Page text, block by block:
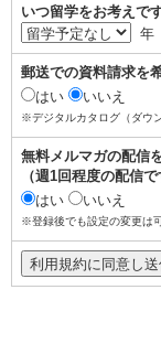
いつ留学をお考えで
年
郵送での資料請求を
はい
いいえ
※デジタルカタログ（ダウ
無料メルマガの配信
（週1回程度の配信で
はい
いいえ
※登録後でも設定の変更は